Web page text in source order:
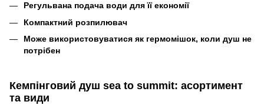
Регульвана подача води для її економії
Компактний розпилювач
Може використовуватися як гермомішок, коли душ не
потрібен
Кемпінговий душ sea to summit: асортимент
та види